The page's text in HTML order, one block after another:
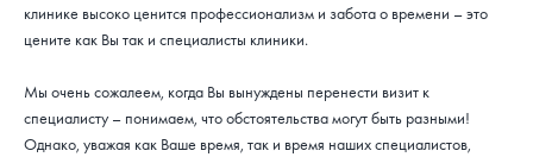
клинике высоко ценится профессионализм и забота о времени – это
цените как Вы так и специалисты клиники.
Мы очень сожалеем, когда Вы вынуждены перенести визит к
специалисту – понимаем, что обстоятельства могут быть разными!
Однако, уважая как Ваше время, так и время наших специалистов,